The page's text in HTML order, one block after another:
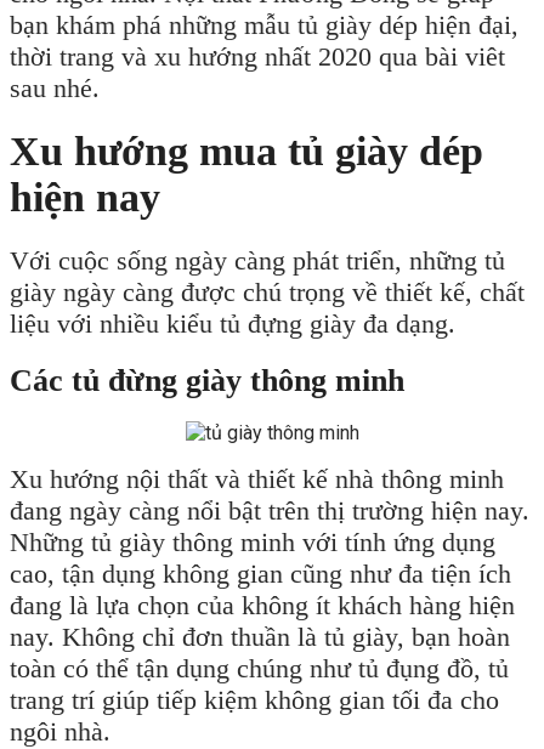
bạn khám phá những mẫu tủ giày dép hiện đại,
thời trang và xu hướng nhất 2020 qua bài viêt
sau nhé.
Xu hướng mua tủ giày dép
hiện nay
Với cuộc sống ngày càng phát triển, những tủ
giày ngày càng được chú trọng về thiết kế, chất
liệu với nhiều kiểu tủ đựng giày đa dạng.
Các tủ đừng giày thông minh
Xu hướng nội thất và thiết kế nhà thông minh
đang ngày càng nổi bật trên thị trường hiện nay.
Những tủ giày thông minh với tính ứng dụng
cao, tận dụng không gian cũng như đa tiện ích
đang là lựa chọn của không ít khách hàng hiện
nay. Không chỉ đơn thuần là tủ giày, bạn hoàn
toàn có thể tận dụng chúng như tủ đụng đồ, tủ
trang trí giúp tiếp kiệm không gian tối đa cho
ngôi nhà.